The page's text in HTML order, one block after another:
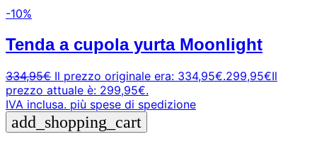
-10%
Tenda a cupola yurta Moonlight
334,95€ Il prezzo originale era: 334,95€.299,95€Il
prezzo attuale è: 299,95€.
IVA inclusa. più spese di spedizione
add_shopping_cart